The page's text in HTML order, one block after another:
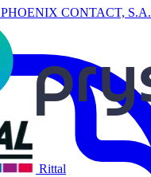
PHOENIX CONTACT,
Rittal